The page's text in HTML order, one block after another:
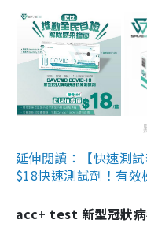
延伸閱讀：【快速測
$18快速測試劑！有
acc+ test 新型冠狀